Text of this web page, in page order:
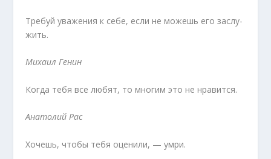
Требуй уважения к себе, если не можешь его заслу­
жить.
Михаил Генин
Когда тебя все любят, то многим это не нравится.
Анатолий Рас
Хочешь, чтобы тебя оценили, — умри.